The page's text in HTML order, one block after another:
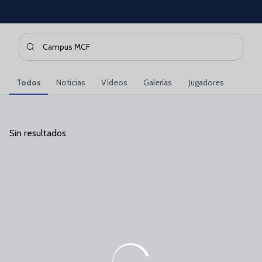
Skip to main content
Introduce tu búsqueda, espera unos instantes y te
Todos Noticias Vídeos Galerías Jugadores
Sin resultados
Sin resultados